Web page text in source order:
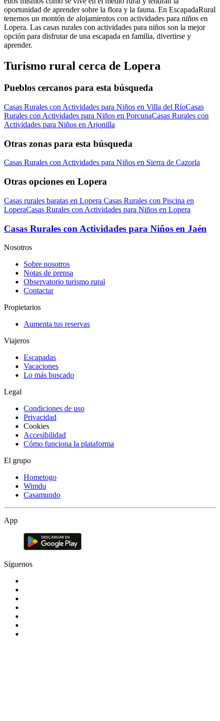
oportunidad de aprender sobre la flora y la fauna. En EscapadaRural
tenemos un montón de alojamientos con actividades para niños en
Lopera. Las casas rurales con actividades para niños son la mejor
opción para disfrutar de una escapada en familia, divertirse y
aprender.
Turismo rural cerca de Lopera
Pueblos cercanos para esta búsqueda
Casas Rurales con Actividades para Niños en Villa del RíoCasas
Rurales con Actividades para Niños en PorcunaCasas Rurales con
Actividades para Niños en Arjonilla
Otras zonas para esta búsqueda
Casas Rurales con Actividades para Niños en Sierra de Cazorla
Otras opciones en Lopera
Casas rurales baratas en Lopera Casas Rurales con Piscina en
LoperaCasas Rurales con Actividades para Niños en Lopera
Casas Rurales con Actividades para Niños en Jaén
Nosotros
Sobre nosotros
Notas de prensa
Observatorio turismo rural
Contactar
Propietarios
Aumenta tus reservas
Viajeros
Escapadas
Vacaciones
Lo más buscado
Legal
Condiciones de uso
Privacidad
Cookies
Accesibilidad
Cómo funciona la plataforma
El grupo
Hometogo
Wimdu
Casamundo
App
Síguenos